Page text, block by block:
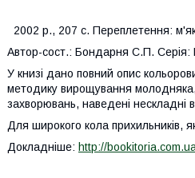
2002 р., 207 с. Переплетення:
Автор-сост.: Бондарня С.П. Серія:
У книзі дано повний опис
методику вирощування
захворювань, наведені нескладні в
Для широкого кола прихильників,
Докладніше: http://